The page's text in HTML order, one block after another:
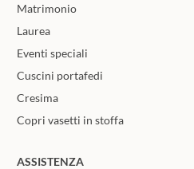
Matrimonio
Laurea
Eventi speciali
Cuscini portafedi
Cresima
Copri vasetti in stoffa
ASSISTENZA